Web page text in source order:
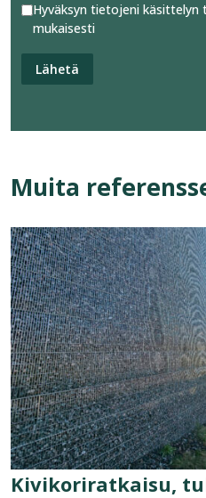
Hyväksyn tietojeni
mukaisesti
Muita
Katso
referenssi:
Kivikoriratkaisu,
tukimuuri
Kivikoriratkaisu,